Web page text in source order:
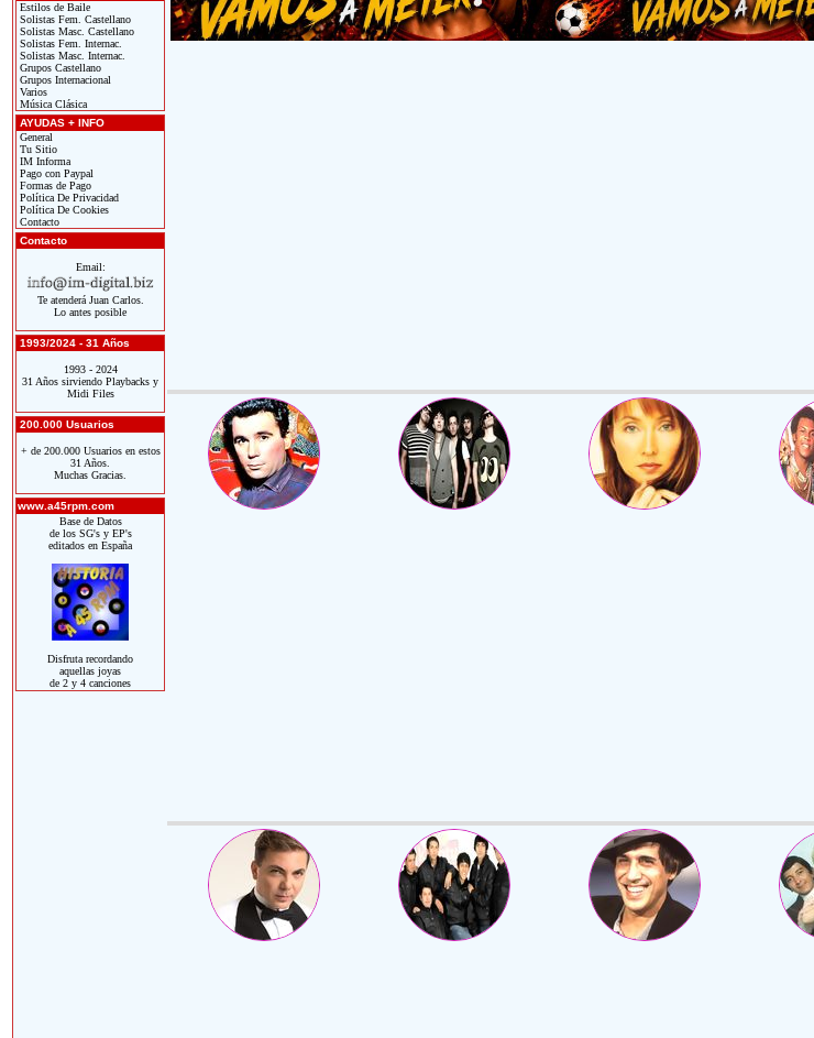
Estilos de Baile
Solistas Fem. Castellano
Solistas Masc. Castellano
Solistas Fem. Internac.
Solistas Masc. Internac.
Grupos Castellano
Grupos Internacional
Varios
Música Clásica
AYUDAS + INFO
General
Tu Sitio
IM Informa
Pago con Paypal
Formas de Pago
Política De Privacidad
Política De Cookies
Contacto
Contacto
Email:
Te atenderá Juan Carlos.
Lo antes posible
1993/2024 - 31 Años
1993 - 2024
31 Años sirviendo Playbacks y
Midi Files
200.000 Usuarios
+ de 200.000 Usuarios en estos
31 Años.
Muchas Gracias.
www.a45rpm.com
Base de Datos
de los SG's y EP's
editados en España
Disfruta recordando
aquellas joyas
de 2 y 4 canciones